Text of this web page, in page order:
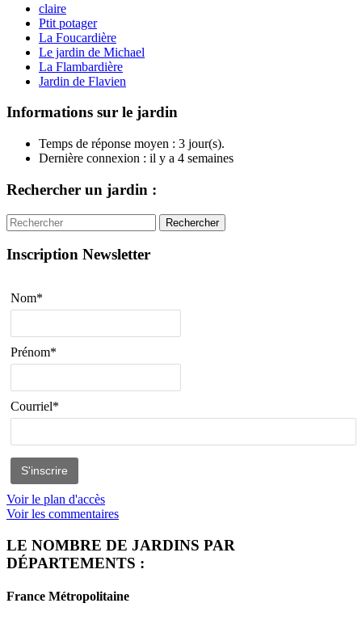
claire
Ptit potager
La Foucardière
Le jardin de Michael
La Flambardière
Jardin de Flavien
Informations sur le jardin
Temps de réponse moyen : 3 jour(s).
Dernière connexion : il y a 4 semaines
Rechercher un jardin :
Rechercher
Inscription Newsletter
Nom*
Prénom*
Courriel*
Voir le plan d'accès
Voir les commentaires
LE NOMBRE DE JARDINS PAR
DÉPARTEMENTS :
France Métropolitaine